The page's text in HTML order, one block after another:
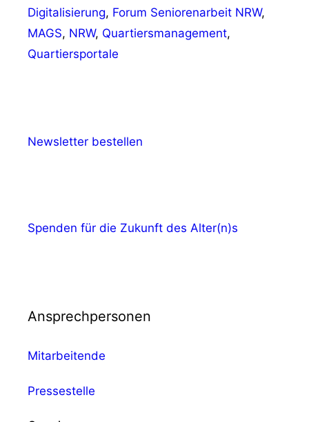
Digitalisierung, Forum Seniorenarbeit NRW,
MAGS, NRW, Quartiersmanagement,
Quartiersportale
Newsletter bestellen
Spenden für die Zukunft des Alter(n)s
Ansprechpersonen
Mitarbeitende
Pressestelle